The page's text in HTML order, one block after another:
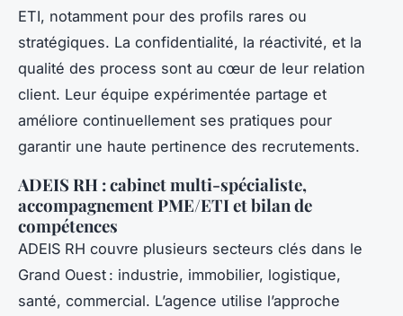
ETI, notamment pour des profils rares ou
stratégiques. La confidentialité, la réactivité, et la
qualité des process sont au cœur de leur relation
client. Leur équipe expérimentée partage et
améliore continuellement ses pratiques pour
garantir une haute pertinence des recrutements.
ADEIS RH : cabinet multi-spécialiste,
accompagnement PME/ETI et bilan de
compétences
ADEIS RH couvre plusieurs secteurs clés dans le
Grand Ouest : industrie, immobilier, logistique,
santé, commercial. L’agence utilise l’approche